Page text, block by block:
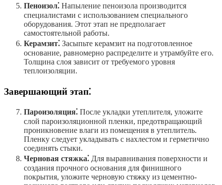
Пеноизол⁚ Напыление пеноизола производится
специалистами с использованием специального
оборудования. Этот этап не предполагает
самостоятельной работы.
Керамзит⁚ Засыпьте керамзит на подготовленное
основание, равномерно распределите и утрамбуйте его.
Толщина слоя зависит от требуемого уровня
теплоизоляции.
Завершающий этап⁚
Пароизоляция⁚ После укладки утеплителя, уложите
слой пароизоляционной пленки, предотвращающий
проникновение влаги из помещения в утеплитель.
Пленку следует укладывать с нахлестом и герметично
соединять стыки.
Черновая стяжка⁚ Для выравнивания поверхности и
создания прочного основания для финишного
покрытия, уложите черновую стяжку из цементно-